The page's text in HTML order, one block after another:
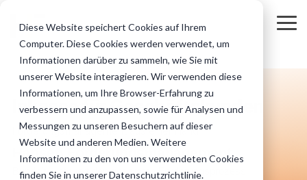
Diese Website speichert Cookies auf Ihrem
Computer. Diese Cookies werden verwendet, um
Informationen darüber zu sammeln, wie Sie mit
unserer Website interagieren. Wir verwenden diese
Informationen, um Ihre Browser-Erfahrung zu
verbessern und anzupassen, sowie für Analysen und
Messungen zu unseren Besuchern auf dieser
Website und anderen Medien. Weitere
Informationen zu den von uns verwendeten Cookies
finden Sie in unserer Datenschutzrichtlinie.
main
content.
Unsere Online-
Services für Sie
Sofort-Beauftragung
Einfach online
Inkasso und Forderungsmanagement
Zwangsvollstreckung
Zahlungsüberwachung
Außergerichtliches Mahnverfahren
Die finale Mahnung
B2B Inkasso
Titulierte Forderung
Adressermittlung
Privatkunden
&
Masseninkas
so
eCommerce
Telko/Telekommunikation & IT
Regulierte
institutionelle
Auftraggeber
Banken
Unternehmen
(B2B)
Wissen für Ihr
Inkasso
FAQ
Fragen und
Inkasso: Alles auf einen Blick
Inkasso Vorteile
Mahnwesen
Außergerichtliches Inkasso
IT-Technik
Unsere IT-Systeme &
Sicherheit im
Überblick.
Inkasso für Geschäftskunden
Forderungsmanagement aus einer Hand
Hansen Forderungsmanagement
Bündelt & steuert den gesamten Forderungsprozess